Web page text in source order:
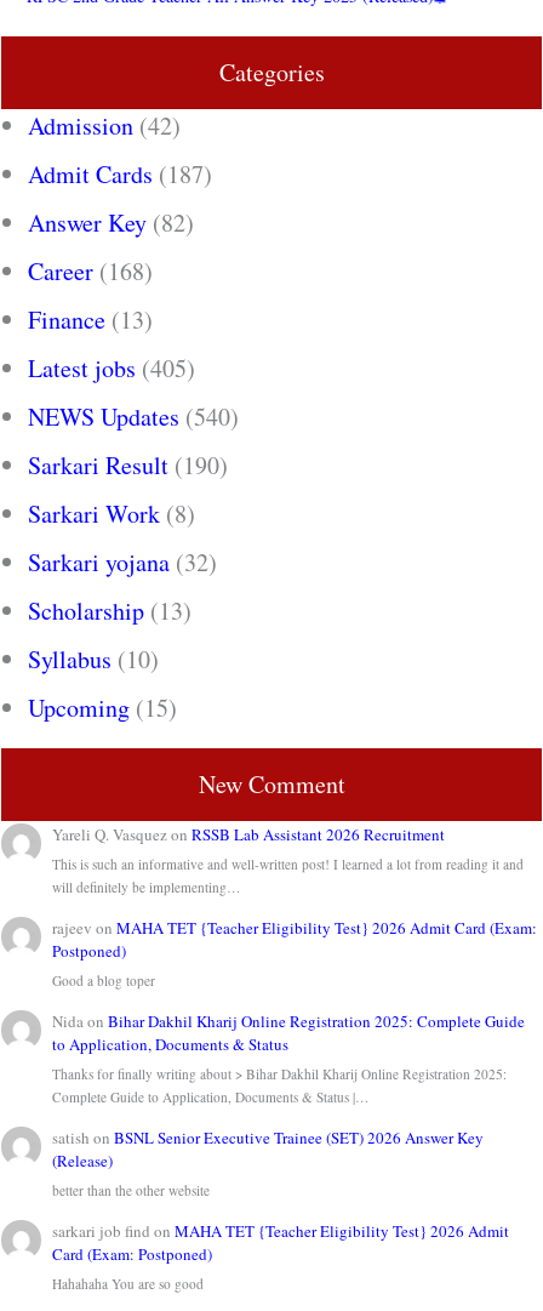
Categories
Admission (42)
Admit Cards (187)
Answer Key (82)
Career (168)
Finance (13)
Latest jobs (405)
NEWS Updates (540)
Sarkari Result (190)
Sarkari Work (8)
Sarkari yojana (32)
Scholarship (13)
Syllabus (10)
Upcoming (15)
New Comment
Yareli Q. VasquezonRSSB Lab Assistant 2026 Recruitment
This is such an informative and well-written post! I learned a lot from reading it and
will definitely be implementing…
rajeev onMAHA TET {Teacher Eligibility Test} 2026 Admit Card (Exam:
Postponed)
Good a blog toper
NidaonBihar Dakhil Kharij Online Registration 2025: Complete Guide
to Application, Documents & Status
Thanks for finally writing about > Bihar Dakhil Kharij Online Registration 2025:
Complete Guide to Application, Documents & Status |…
satish onBSNL Senior Executive Trainee (SET) 2026 Answer Key
(Release)
better than the other website
sarkari job find onMAHA TET {Teacher Eligibility Test} 2026 Admit
Card (Exam: Postponed)
Hahahaha You are so good